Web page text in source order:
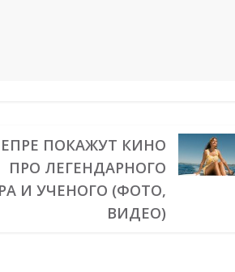
ПОКАЖУТ КИНО
ПРО ЛЕГЕНДАРНОГО
И УЧЕНОГО (ФОТО,
ВИДЕО)